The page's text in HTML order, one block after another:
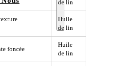
de lin
Huile
de lin
foncée
Huile
de lin